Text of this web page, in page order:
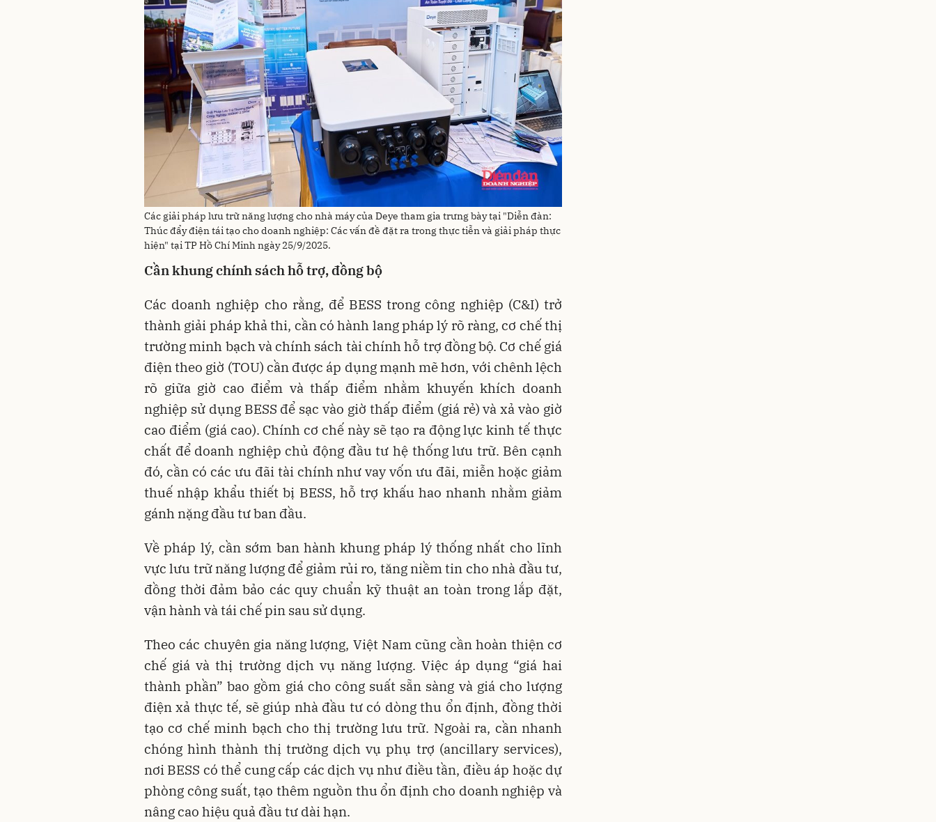
Các giải pháp lưu trữ năng lượng cho nhà máy của Deye tham gia trưng bày tại "Diễn đàn:
Thúc đẩy điện tái tạo cho doanh nghiệp: Các vấn đề đặt ra trong thực tiễn và giải pháp thực
hiện" tại TP Hồ Chí Minh ngày 25/9/2025.
Cần khung chính sách hỗ trợ, đồng bộ
Các doanh nghiệp cho rằng, để BESS trong công nghiệp (C&I) trở
thành giải pháp khả thi, cần có hành lang pháp lý rõ ràng, cơ chế thị
trường minh bạch và chính sách tài chính hỗ trợ đồng bộ. Cơ chế giá
điện theo giờ (TOU) cần được áp dụng mạnh mẽ hơn, với chênh lệch
rõ giữa giờ cao điểm và thấp điểm nhằm khuyến khích doanh
nghiệp sử dụng BESS để sạc vào giờ thấp điểm (giá rẻ) và xả vào giờ
cao điểm (giá cao). Chính cơ chế này sẽ tạo ra động lực kinh tế thực
chất để doanh nghiệp chủ động đầu tư hệ thống lưu trữ. Bên cạnh
đó, cần có các ưu đãi tài chính như vay vốn ưu đãi, miễn hoặc giảm
thuế nhập khẩu thiết bị BESS, hỗ trợ khấu hao nhanh nhằm giảm
gánh nặng đầu tư ban đầu.
Về pháp lý, cần sớm ban hành khung pháp lý thống nhất cho lĩnh
vực lưu trữ năng lượng để giảm rủi ro, tăng niềm tin cho nhà đầu tư,
đồng thời đảm bảo các quy chuẩn kỹ thuật an toàn trong lắp đặt,
vận hành và tái chế pin sau sử dụng.
Theo các chuyên gia năng lượng, Việt Nam cũng cần hoàn thiện cơ
chế giá và thị trường dịch vụ năng lượng. Việc áp dụng “giá hai
thành phần” bao gồm giá cho công suất sẵn sàng và giá cho lượng
điện xả thực tế, sẽ giúp nhà đầu tư có dòng thu ổn định, đồng thời
tạo cơ chế minh bạch cho thị trường lưu trữ. Ngoài ra, cần nhanh
chóng hình thành thị trường dịch vụ phụ trợ (ancillary services),
nơi BESS có thể cung cấp các dịch vụ như điều tần, điều áp hoặc dự
phòng công suất, tạo thêm nguồn thu ổn định cho doanh nghiệp và
nâng cao hiệu quả đầu tư dài hạn.